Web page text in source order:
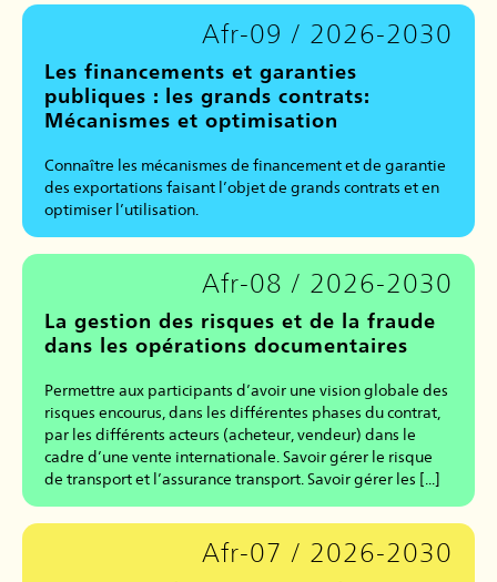
Afr-09 / 2026-2030
Les financements et garanties
publiques : les grands contrats:
Mécanismes et optimisation
Connaître les mécanismes de financement et de garantie
des exportations faisant l’objet de grands contrats et en
optimiser l’utilisation.
Afr-08 / 2026-2030
La gestion des risques et de la fraude
dans les opérations documentaires
Permettre aux participants d’avoir une vision globale des
risques encourus, dans les différentes phases du contrat,
par les différents acteurs (acheteur, vendeur) dans le
cadre d’une vente internationale. Savoir gérer le risque
de transport et l’assurance transport. Savoir gérer les [...]
Afr-07 / 2026-2030